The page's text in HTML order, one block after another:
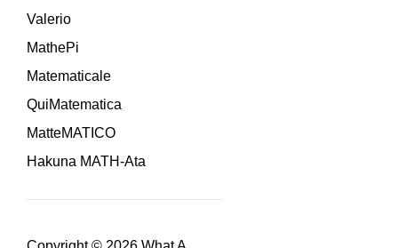
Valerio
MathePi
Matematicale
QuiMatematica
MatteMATICO
Hakuna MATH-Ata